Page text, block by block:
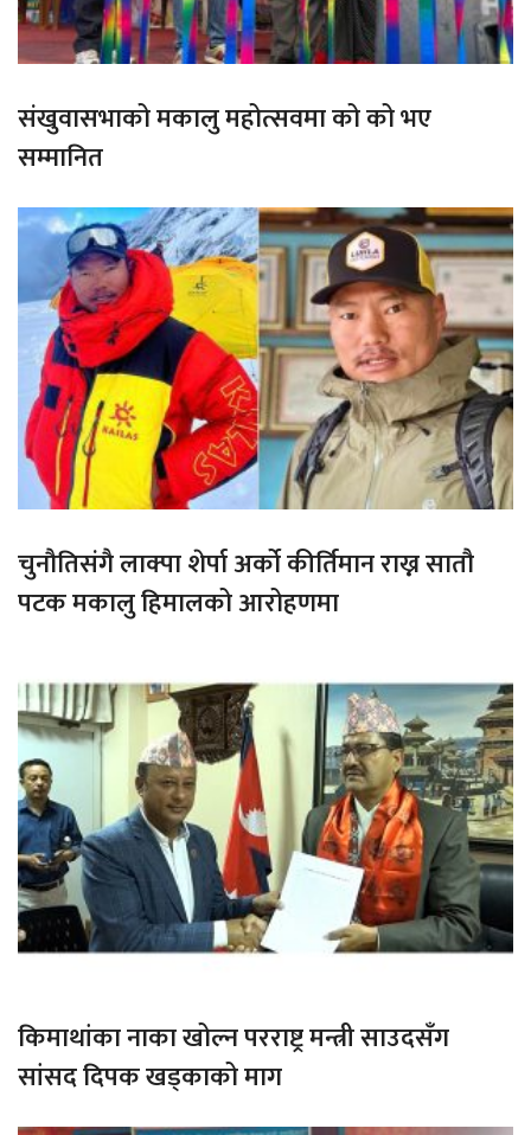
संखुवासभाको मकालु महोत्सवमा को को भए
सम्मानित
चुनौतिसंगै लाक्पा शेर्पा अर्को कीर्तिमान राख्न सातौ
पटक मकालु हिमालको आरोहणमा
किमाथांका नाका खोल्न परराष्ट्र मन्त्री साउदसँग
सांसद दिपक खड्काको माग